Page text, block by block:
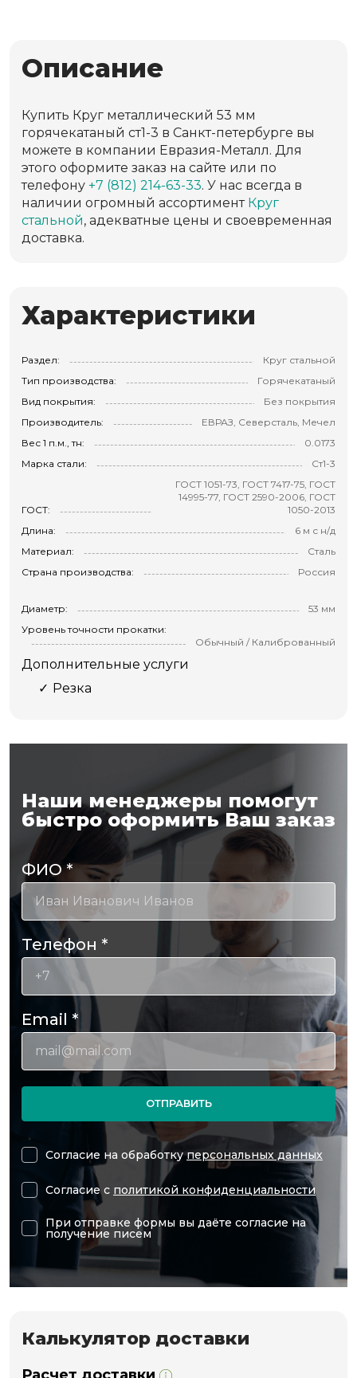
Описание
Купить Круг металлический 53 мм
горячекатаный ст1-3 в Санкт-петербурге вы
можете в компании Евразия-Металл. Для
этого оформите заказ на сайте или по
телефону +7 (812) 214-63-33. У нас всегда в
наличии огромный ассортимент Круг
стальной, адекватные цены и своевременная
доставка.
Характеристики
Раздел:
Круг стальной
Тип производства:
Горячекатаный
Вид покрытия:
Без покрытия
Производитель:
ЕВРАЗ, Северсталь, Мечел
Вес 1 п.м., тн:
0.0173
Марка стали:
Ст1-3
ГОСТ:
ГОСТ 1051-73, ГОСТ 7417-75, ГОСТ
14995-77, ГОСТ 2590-2006, ГОСТ
1050-2013
Длина:
6 м с н/д
Материал:
Сталь
Страна производства:
Россия
Диаметр:
53 мм
Уровень точности прокатки:
Обычный / Калиброванный
Дополнительные услуги
Резка
Наши менеджеры помогут
быстро оформить Ваш заказ
ФИО*
Телефон *
Email *
ОТПРАВИТЬ
Согласие на обработкуперсональных данных
Согласие с политикой конфиденциальности
При отправке формы вы даёте согласие на
получение писем
Калькулятор доставки
Расчет доставки